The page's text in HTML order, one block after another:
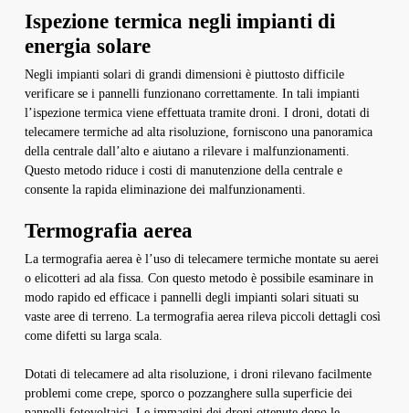
Ispezione termica negli impianti di
energia solare
Negli impianti solari di grandi dimensioni è piuttosto difficile
verificare se i pannelli funzionano correttamente. In tali impianti
l’ispezione termica viene effettuata tramite droni. I droni, dotati di
telecamere termiche ad alta risoluzione, forniscono una panoramica
della centrale dall’alto e aiutano a rilevare i malfunzionamenti.
Questo metodo riduce i costi di manutenzione della centrale e
consente la rapida eliminazione dei malfunzionamenti.
Termografia aerea
La termografia aerea è l’uso di telecamere termiche montate su aerei
o elicotteri ad ala fissa. Con questo metodo è possibile esaminare in
modo rapido ed efficace i pannelli degli impianti solari situati su
vaste aree di terreno. La termografia aerea rileva piccoli dettagli così
come difetti su larga scala.
Dotati di telecamere ad alta risoluzione, i droni rilevano facilmente
problemi come crepe, sporco o pozzanghere sulla superficie dei